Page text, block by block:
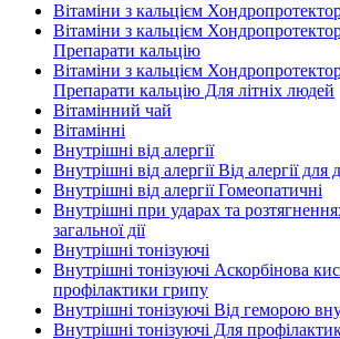
Вітаміни з кальцієм
Вітаміни з кальцієм
Препарати кальцію
Вітаміни з кальцієм
Препарати кальцію Для літніх людей
Вітамінний чай
Вітамінні
Внутрішні від алергії
Внутрішні від алергії Від алергії для
Внутрішні від алергії Гомеопатичні
Внутрішні при ударах та
загальної дії
Внутрішні тонізуючі
Внутрішні тонізуючі Аскорбінова
профілактики грипу
Внутрішні тонізуючі Від геморою
Внутрішні тонізуючі Для